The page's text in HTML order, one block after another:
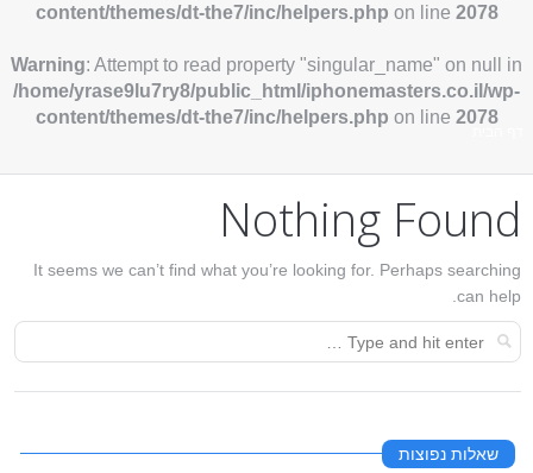
content/themes/dt-the7/inc/helpers.php on line 2078
Warning: Attempt to read property "singular_name" on null in
/home/yrase9lu7ry8/public_html/iphonemasters.co.il/wp-
content/themes/dt-the7/inc/helpers.php on line 2078
Nothing Found
It seems we can’t find what you’re looking for. Perhaps searching
can help.
שאלות נפוצות